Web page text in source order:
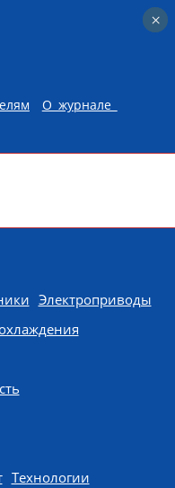
О журнале
Электроприводы
Технологии
×
×